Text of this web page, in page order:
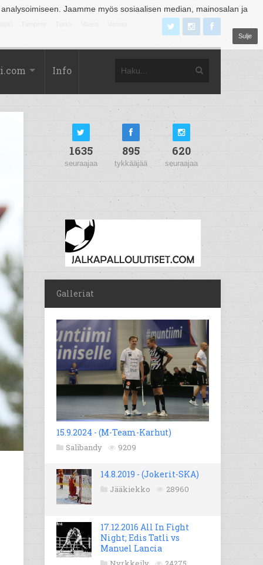
Jaamme myös sosiaalisen median, mainosalan ja
Sulje
Info
1635
seuraajaa
895
tykkääjää
620
seuraajaa
Galleriat
15.9.2024 - (M-Team-Karhut)
Salibandy 9209
14.8.2019 - (Jokerit-SKA)
Jääkiekko 28960
17.12.2016 All In Fight
Night; Edis Tatli vs
Manuel Lancia